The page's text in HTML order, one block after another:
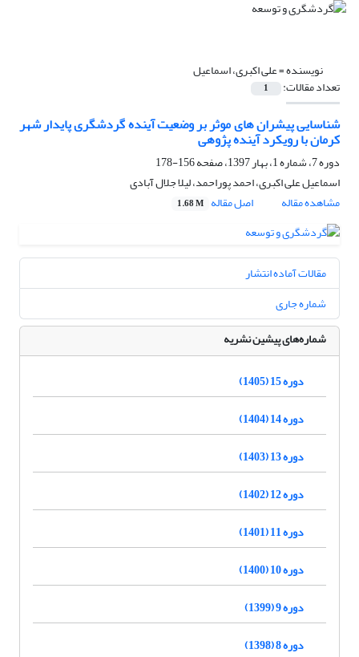
نویسنده =علی اکبری، اسماعیل
تعداد مقالات: 1
شناسایی پیشران های موثر بر وضعیت آینده گردشگری پایدار شهر
کرمان با رویکرد آینده پژوهی
دوره 7، شماره 1، بهار 1397، صفحه
156-178
اسماعیل علی اکبری، احمد پوراحمد، لیلا جلال آبادی
مشاهده مقاله
اصل مقاله 1.68 M
مقالات آماده انتشار
شماره جاری
شماره‌های پیشین نشریه
دوره 15 (1405)
دوره 14 (1404)
دوره 13 (1403)
دوره 12 (1402)
دوره 11 (1401)
دوره 10 (1400)
دوره 9 (1399)
دوره 8 (1398)